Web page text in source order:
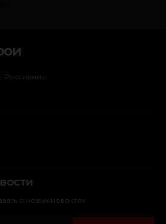
Россиянин
о новых новостях